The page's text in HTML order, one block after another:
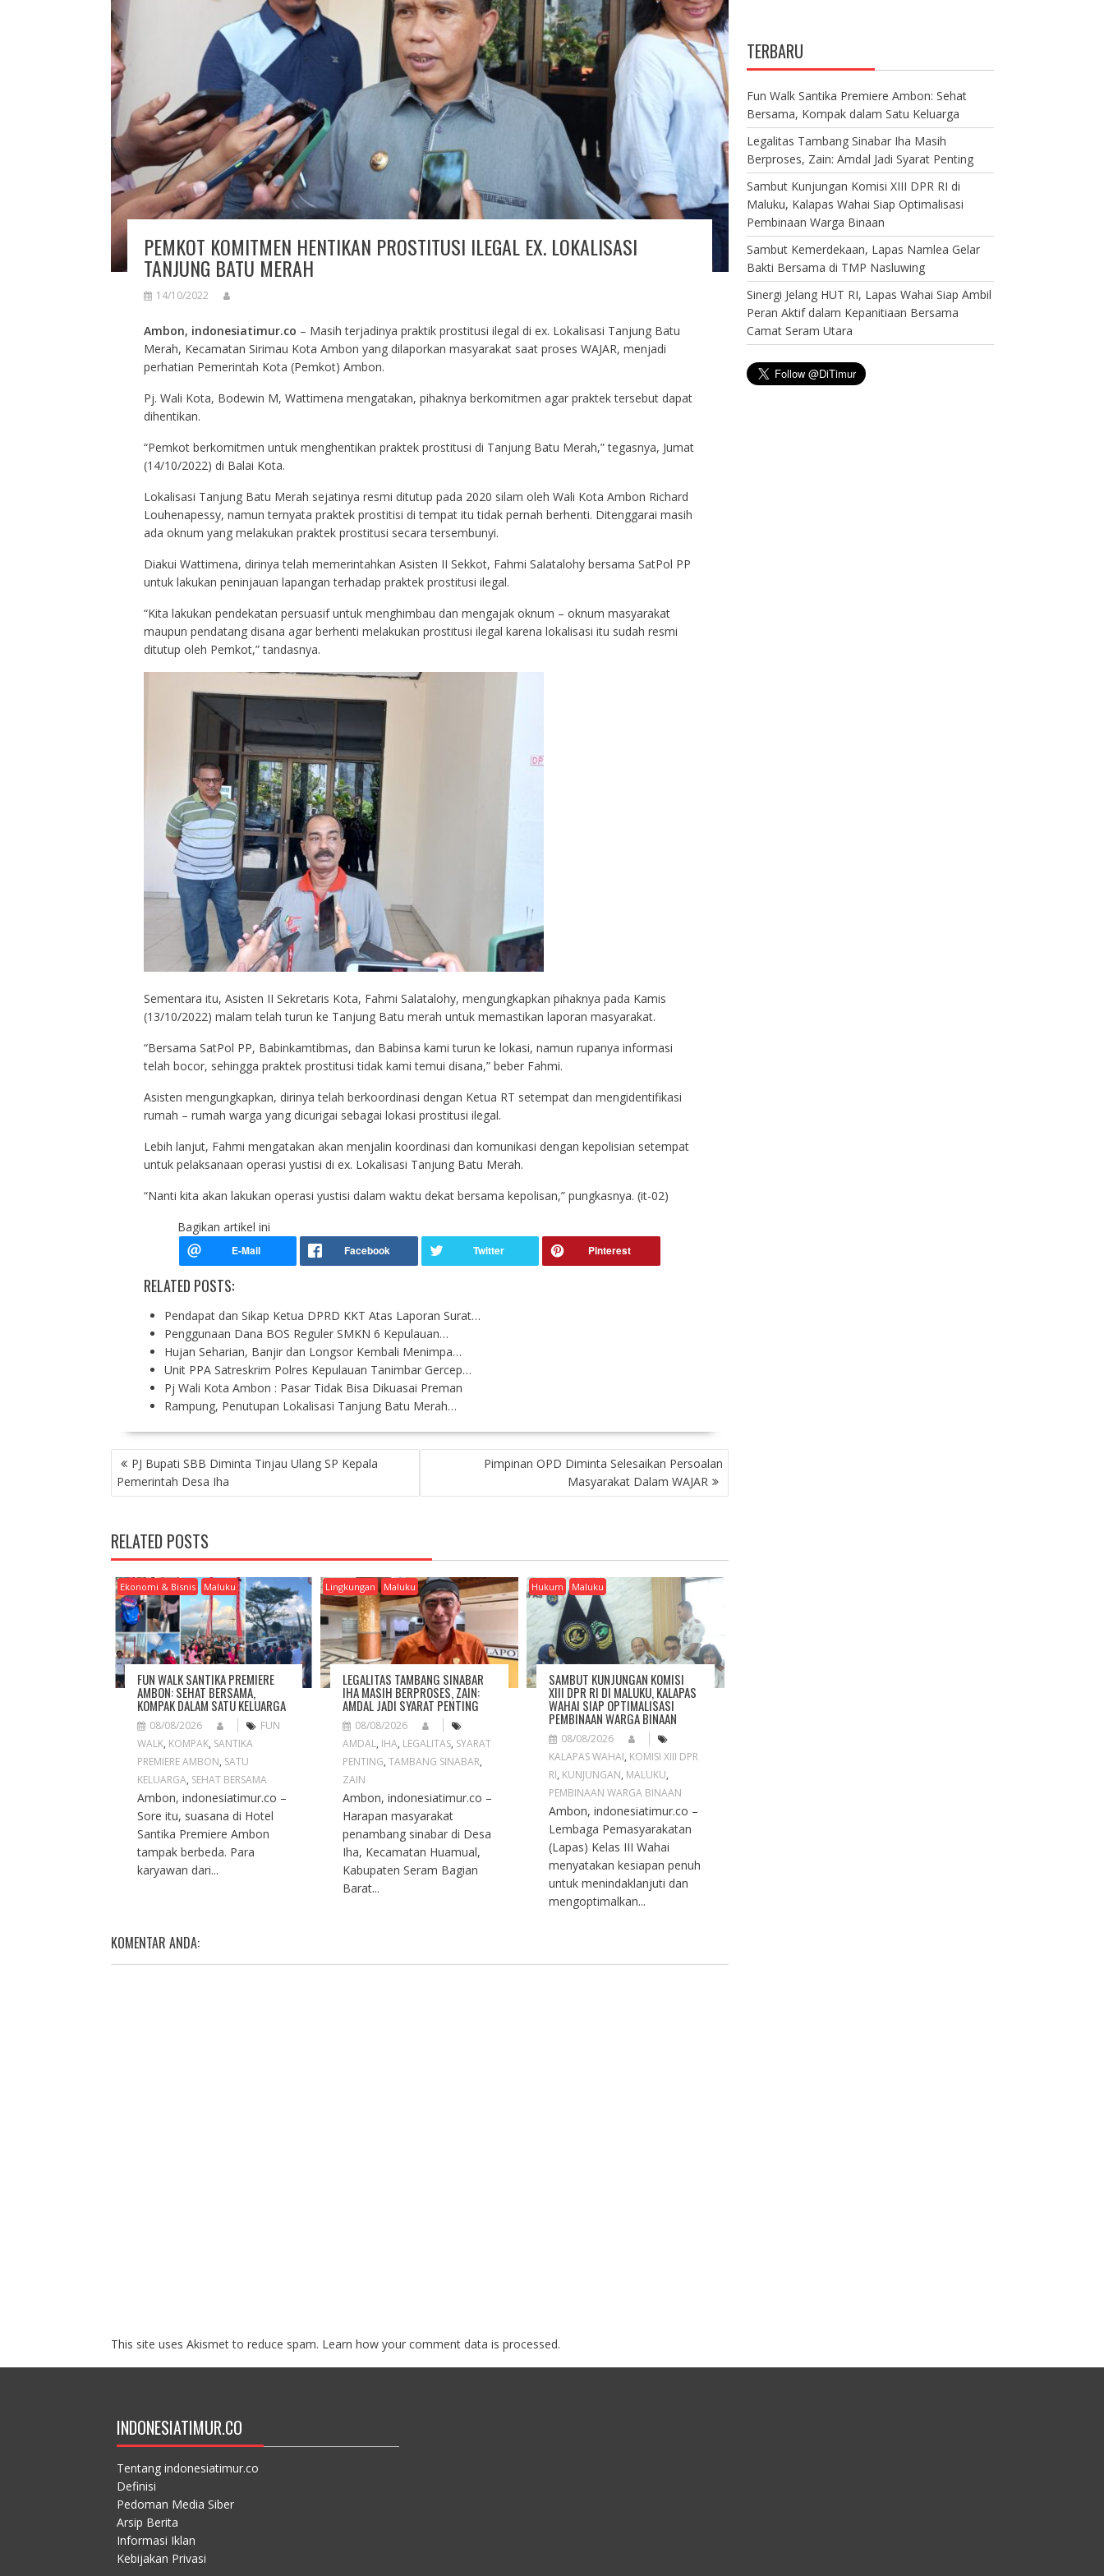
PEMKOT KOMITMEN HENTIKAN PROSTITUSI ILEGAL EX. LOKALISASI
TANJUNG BATU MERAH
14/10/2022
Ambon, indonesiatimur.co – Masih terjadinya praktik prostitusi ilegal di ex. Lokalisasi Tanjung Batu
Merah, Kecamatan Sirimau Kota Ambon yang dilaporkan masyarakat saat proses WAJAR, menjadi
perhatian Pemerintah Kota (Pemkot) Ambon.
Pj. Wali Kota, Bodewin M, Wattimena mengatakan, pihaknya berkomitmen agar praktek tersebut dapat
dihentikan.
“Pemkot berkomitmen untuk menghentikan praktek prostitusi di Tanjung Batu Merah,” tegasnya, Jumat
(14/10/2022) di Balai Kota.
Lokalisasi Tanjung Batu Merah sejatinya resmi ditutup pada 2020 silam oleh Wali Kota Ambon Richard
Louhenapessy, namun ternyata praktek prostitisi di tempat itu tidak pernah berhenti. Ditenggarai masih
ada oknum yang melakukan praktek prostitusi secara tersembunyi.
Diakui Wattimena, dirinya telah memerintahkan Asisten II Sekkot, Fahmi Salatalohy bersama SatPol PP
untuk lakukan peninjauan lapangan terhadap praktek prostitusi ilegal.
“Kita lakukan pendekatan persuasif untuk menghimbau dan mengajak oknum – oknum masyarakat
maupun pendatang disana agar berhenti melakukan prostitusi ilegal karena lokalisasi itu sudah resmi
ditutup oleh Pemkot,” tandasnya.
Sementara itu, Asisten II Sekretaris Kota, Fahmi Salatalohy, mengungkapkan pihaknya pada Kamis
(13/10/2022) malam telah turun ke Tanjung Batu merah untuk memastikan laporan masyarakat.
“Bersama SatPol PP, Babinkamtibmas, dan Babinsa kami turun ke lokasi, namun rupanya informasi
telah bocor, sehingga praktek prostitusi tidak kami temui disana,” beber Fahmi.
Asisten mengungkapkan, dirinya telah berkoordinasi dengan Ketua RT setempat dan mengidentifikasi
rumah – rumah warga yang dicurigai sebagai lokasi prostitusi ilegal.
Lebih lanjut, Fahmi mengatakan akan menjalin koordinasi dan komunikasi dengan kepolisian setempat
untuk pelaksanaan operasi yustisi di ex. Lokalisasi Tanjung Batu Merah.
“Nanti kita akan lakukan operasi yustisi dalam waktu dekat bersama kepolisan,” pungkasnya. (it-02)
Bagikan artikel ini
RELATED POSTS:
Pendapat dan Sikap Ketua DPRD KKT Atas Laporan Surat…
Penggunaan Dana BOS Reguler SMKN 6 Kepulauan…
Hujan Seharian, Banjir dan Longsor Kembali Menimpa…
Unit PPA Satreskrim Polres Kepulauan Tanimbar Gercep…
Pj Wali Kota Ambon : Pasar Tidak Bisa Dikuasai Preman
Rampung, Penutupan Lokalisasi Tanjung Batu Merah…
P
O
S
N
A
V
G
A
T
O
N
PJ Bupati SBB Diminta Tinjau Ulang SP Kepala
Pemerintah Desa Iha
Pimpinan OPD Diminta Selesaikan Persoalan
Masyarakat Dalam WAJAR
RELATED POSTS
Ekonomi & Bisnis Maluku
FUN WALK SANTIKA PREMIERE
AMBON: SEHAT BERSAMA,
KOMPAK DALAM SATU KELUARGA
08/08/2026
FUN
WALK, KOMPAK, SANTIKA
PREMIERE AMBON, SATU
KELUARGA, SEHAT BERSAMA
Ambon, indonesiatimur.co –
Sore itu, suasana di Hotel
Santika Premiere Ambon
tampak berbeda. Para
karyawan dari...
Lingkungan Maluku
LEGALITAS TAMBANG SINABAR
IHA MASIH BERPROSES, ZAIN:
AMDAL JADI SYARAT PENTING
08/08/2026
AMDAL, IHA, LEGALITAS, SYARAT
PENTING,TAMBANG SINABAR,
ZAIN
Ambon, indonesiatimur.co –
Harapan masyarakat
penambang sinabar di Desa
Iha, Kecamatan Huamual,
Kabupaten Seram Bagian
Barat...
Hukum Maluku
SAMBUT KUNJUNGAN KOMISI
XIII DPR RI DI MALUKU, KALAPAS
WAHAI SIAP OPTIMALISASI
PEMBINAAN WARGA BINAAN
08/08/2026
KALAPAS WAHAI, KOMISI XIII DPR
RI, KUNJUNGAN, MALUKU,
PEMBINAAN WARGA BINAAN
Ambon, indonesiatimur.co –
Lembaga Pemasyarakatan
(Lapas) Kelas III Wahai
menyatakan kesiapan penuh
untuk menindaklanjuti dan
mengoptimalkan...
KOMENTAR ANDA:
This site uses Akismet to reduce spam. Learn how your comment data is processed.
TERBARU
Fun Walk Santika Premiere Ambon: Sehat
Bersama, Kompak dalam Satu Keluarga
Legalitas Tambang Sinabar Iha Masih
Berproses, Zain: Amdal Jadi Syarat Penting
Sambut Kunjungan Komisi XIII DPR RI di
Maluku, Kalapas Wahai Siap Optimalisasi
Pembinaan Warga Binaan
Sambut Kemerdekaan, Lapas Namlea Gelar
Bakti Bersama di TMP Nasluwing
Sinergi Jelang HUT RI, Lapas Wahai Siap Ambil
Peran Aktif dalam Kepanitiaan Bersama
Camat Seram Utara
INDONESIATIMUR.CO
Tentang indonesiatimur.co
Definisi
Pedoman Media Siber
Arsip Berita
Informasi Iklan
Kebijakan Privasi